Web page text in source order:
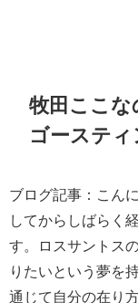
牧田ここ
ゴースティ
ブログ記事：こん
してからしばらく
す。ロスサントス
りたいという夢を
通じて自分の在り